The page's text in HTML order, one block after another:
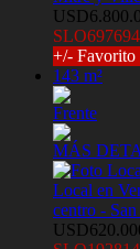
+/- Favorito
143 m²
Frente
MÁS
Local en
centro -